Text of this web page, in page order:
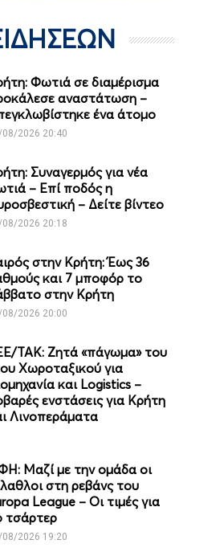
Φωτιά σε διαμέρισμα
αναστάτωση –
ένα άτομο
08/2026 20:40
Συναγερμός για νέα
– Επί ποδός η
– Δείτε βίντεο
08/2026 20:18
στην Κρήτη: Έως 36
και 7 μποφόρ το
στην Κρήτη
08/2026 20:00
ΤΑΚ: Ζητά «πάγωμα» του
Χωροταξικού για
και Logistics –
ενστάσεις για Κρήτη
Λινοπεράματα
Μαζί με την ομάδα οι
στη ρεβάνς του
League – Οι τιμές για
τσάρτερ
08/2026 19:20